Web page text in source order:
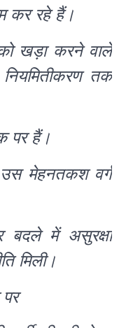
कर रहे हैं।
खड़ा करने वाले
नियमितीकरण तक
पर हैं।
मेहनतकश वर्ग
बदले में असुरक्षा
मिली।